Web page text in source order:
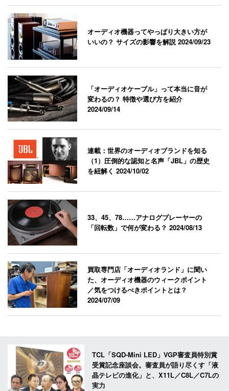
オーディオ機器ってやっぱり大きい方が
いいの？ サイズの影響を解説2024/09/23
「オーディオケーブル」って本当に音が
変わるの？ 特徴や選び方を紹介
2024/09/14
連載：世界のオーディオブランドを知る
（1）圧倒的な認知と名声「JBL」の歴史
を紐解く2024/10/02
33、45、78……アナログプレーヤーの
「回転数」で何が変わる？2024/08/13
買取専門店「オーディオランド」に聞い
た、オーディオ機器のウィークポイント
／気をつけるべきポイントとは？
2024/07/09
TCL「SQD-Mini LED」VGP審査員特別賞
受賞記念座談会。審査員が語り尽くす「液
晶テレビの進化」と、X11L／C8L／C7Lの
実力